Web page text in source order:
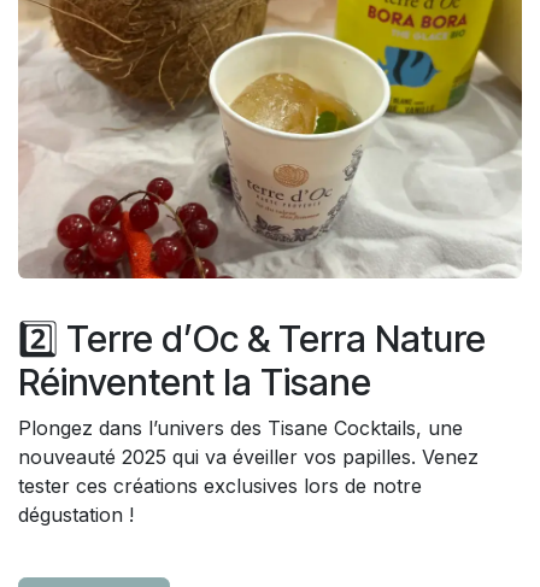
2️⃣ Terre d’Oc & Terra Nature
Réinventent la Tisane
Plongez dans l’univers des Tisane Cocktails, une
nouveauté 2025 qui va éveiller vos papilles. Venez
tester ces créations exclusives lors de notre
dégustation !